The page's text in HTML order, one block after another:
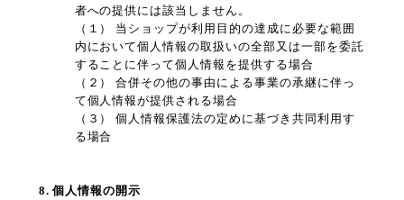
者への提供には該当しません。
（１） 当ショップが利用目的の達成に必要な範囲
内において個人情報の取扱いの全部又は一部を委託
することに伴って個人情報を提供する場合
（２） 合併その他の事由による事業の承継に伴っ
て個人情報が提供される場合
（３） 個人情報保護法の定めに基づき共同利用す
る場合
8. 個人情報の開示